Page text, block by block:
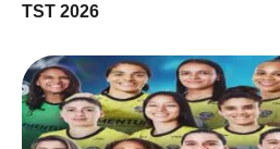
TST 2026